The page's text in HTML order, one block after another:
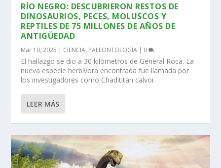
RÍO NEGRO: DESCUBRIERON RESTOS DE
DINOSAURIOS, PECES, MOLUSCOS Y
REPTILES DE 75 MILLONES DE AÑOS DE
ANTIGÜEDAD
Mar 10, 2025 | CIENCIA, PALEONTOLOGÍA | 0
El hallazgo se dio a 30 kilómetros de General Roca. La
nueva especie herbívora encontrada fue llamada por
los investigadores como Chadititan calvoi.
LEER MÁS